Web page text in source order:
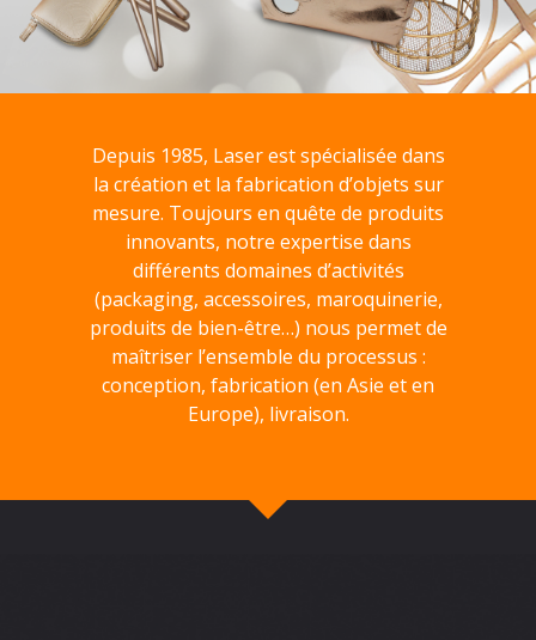
Depuis 1985, Laser est spécialisée dans
la création et la fabrication d’objets sur
mesure. Toujours en quête de produits
innovants, notre expertise dans
différents domaines d’activités
(packaging, accessoires, maroquinerie,
produits de bien-être…) nous permet de
maîtriser l’ensemble du processus :
conception, fabrication (en Asie et en
Europe), livraison.